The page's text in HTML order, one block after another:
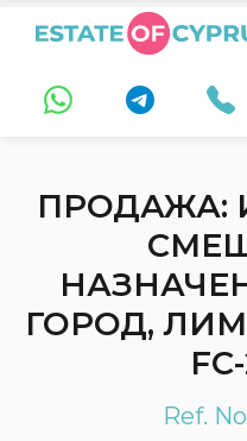
ПРОДАЖА:
ГОРОД,
Ref.